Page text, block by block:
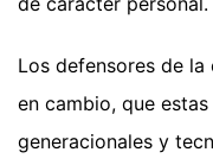
Los defensores de
en cambio, que
generacionales y